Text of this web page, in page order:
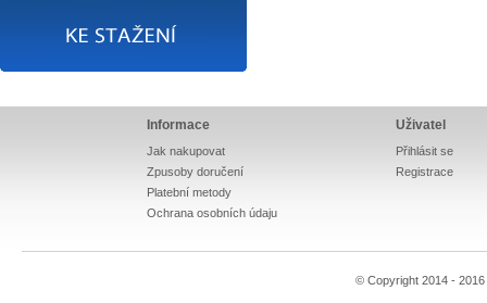
Informace
Jak nakupovat
Zpusoby doručení
Platební metody
Ochrana osobních údaju
Uživatel
Přihlásit se
Registrace
© Copyright 2014 - 2016